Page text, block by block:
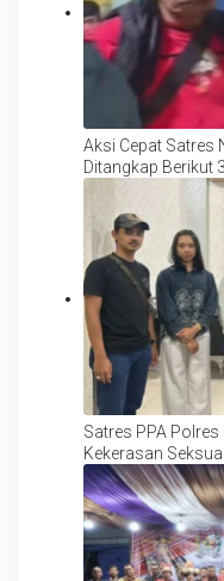
Aksi Cepat Satres
Ditangkap Berikut
Satres PPA
Kekerasan
Langsung Ditahan!